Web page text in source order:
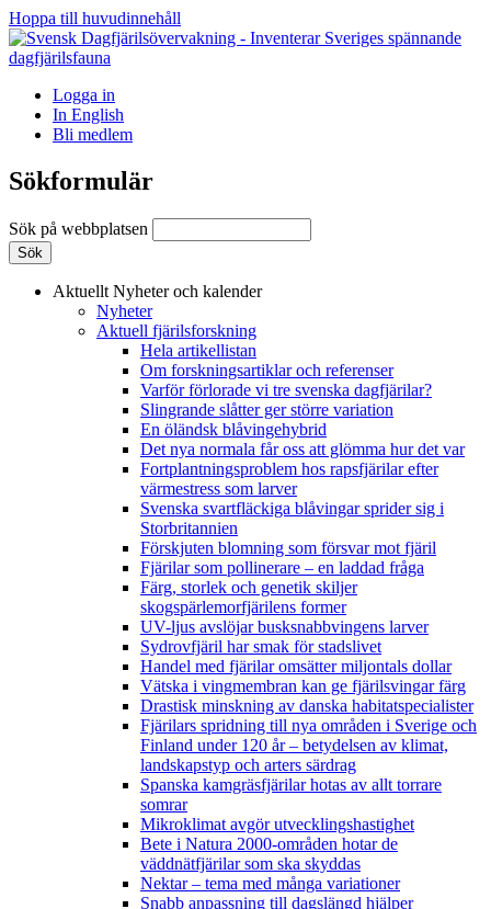
Hoppa till huvudinnehåll
Logga in
In English
Bli medlem
Sökformulär
Sök på webbplatsen
Aktuellt Nyheter och kalender
Nyheter
Aktuell fjärilsforskning
Hela artikellistan
Om forskningsartiklar och referenser
Varför förlorade vi tre svenska dagfjärilar?
Slingrande slåtter ger större variation
En öländsk blåvingehybrid
Det nya normala får oss att glömma hur det var
Fortplantningsproblem hos rapsfjärilar efter
värmestress som larver
Svenska svartfläckiga blåvingar sprider sig i
Storbritannien
Förskjuten blomning som försvar mot fjäril
Fjärilar som pollinerare – en laddad fråga
Färg, storlek och genetik skiljer
skogspärlemorfjärilens former
UV-ljus avslöjar busksnabbvingens larver
Sydrovfjäril har smak för stadslivet
Handel med fjärilar omsätter miljontals dollar
Vätska i vingmembran kan ge fjärilsvingar färg
Drastisk minskning av danska habitatspecialister
Fjärilars spridning till nya områden i Sverige och
Finland under 120 år– betydelsen av klimat,
landskapstyp och arters särdrag
Spanska kamgräsfjärilar hotas av allt torrare
somrar
Mikroklimat avgör utvecklingshastighet
Bete i Natura 2000-områden hotar de
väddnätfjärilar som ska skyddas
Nektar – tema med många variationer
Snabb anpassning till dagslängd hjälper